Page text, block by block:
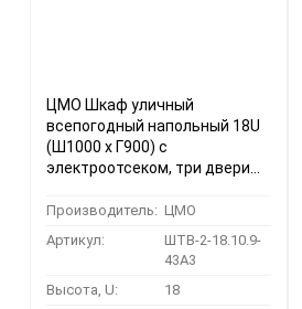
ЦМО Шкаф уличный
всепогодный напольный 18U
(Ш1000 х Г900) с
электроотсеком, три двери
Производитель: ЦМО
Артикул:
ШТВ-2-18.10.9-
43А3
Высота, U:
18